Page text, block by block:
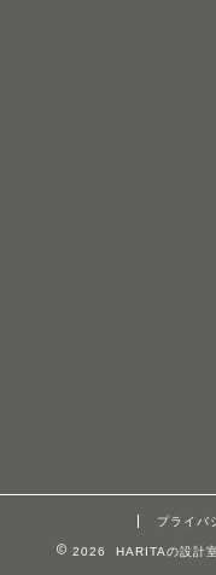
プライバ
2026 HARITAの設計室